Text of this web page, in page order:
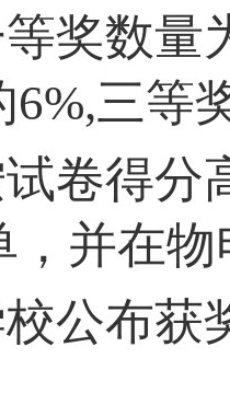
奖数量
6%,三等
卷得分
， 并在
公布获